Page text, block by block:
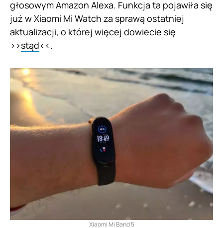
głosowym Amazon Alexa. Funkcja ta pojawiła się
już w Xiaomi Mi Watch za sprawą ostatniej
aktualizacji, o której więcej dowiecie się
>>stąd<<.
Xiaomi Mi Band 5